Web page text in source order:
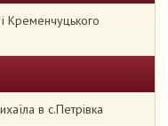
Кременчуцького
в с.Петрівка